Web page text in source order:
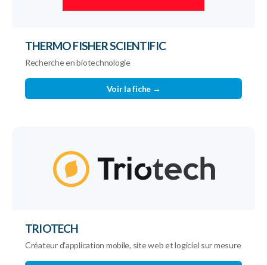
THERMO FISHER SCIENTIFIC
Recherche en biotechnologie
Voir la fiche →
TRIOTECH
Créateur d'application mobile, site web et logiciel sur mesure